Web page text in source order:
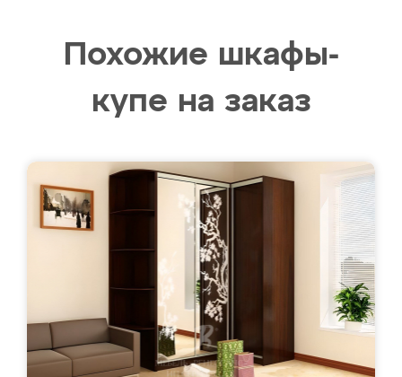
Похожие шкафы-
купе на заказ